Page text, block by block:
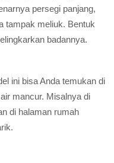
persegi panjang,
tampak meliuk. Bentuk
badannya.
ini bisa Anda temukan di
mancur. Misalnya di
di halaman rumah